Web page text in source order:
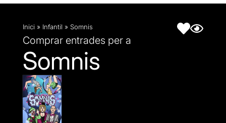
Inici » Infantil » Somnis
Comprar entrades per a
Somnis